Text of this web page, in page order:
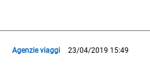
Agenzie viaggi 23/04/2019 15:49